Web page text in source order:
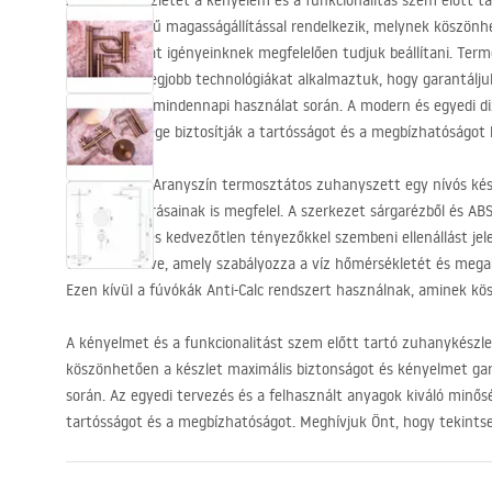
karja egyszerű magasságállítással rendelkezik, melynek
könnyen, saját igényeinknek megfelelően tudjuk beállítani.
vezető és a legjobb technológiákat alkalmaztuk, hogy
kényelmet a mindennapi használat során. A modern és egyedi
kiváló minősége biztosítják a tartósságot és a megbízhatóságot
A Rea Lungo Aranyszín termosztátos zuhanyszett egy nívós
vásárlók elvárásainak is megfelel. A szerkezet sárgarézből és ABS
tartósságot és kedvezőtlen tényezőkkel szembeni ellenállást
van felszerelve, amely szabályozza a víz hőmérsékletét és
Ezen kívül a fúvókák Anti-Calc rendszert használnak, aminek
A kényelmet és a funkcionalitást szem előtt tartó
köszönhetően a készlet maximális biztonságot és kényelmet
során. Az egyedi tervezés és a felhasznált anyagok kiváló
tartósságot és a megbízhatóságot. Meghívjuk Önt, hogy